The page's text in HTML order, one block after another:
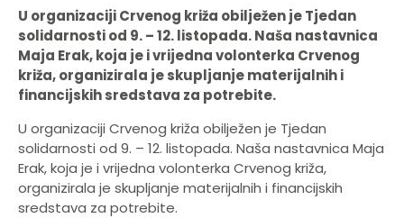
U organizaciji Crvenog križa obilježen je Tjedan
solidarnosti od 9. – 12. listopada. Naša nastavnica
Maja Erak, koja je i vrijedna volonterka Crvenog
križa, organizirala je skupljanje materijalnih i
financijskih sredstava za potrebite.
U organizaciji Crvenog križa obilježen je Tjedan
solidarnosti od 9. – 12. listopada. Naša nastavnica Maja
Erak, koja je i vrijedna volonterka Crvenog križa,
organizirala je skupljanje materijalnih i financijskih
sredstava za potrebite.